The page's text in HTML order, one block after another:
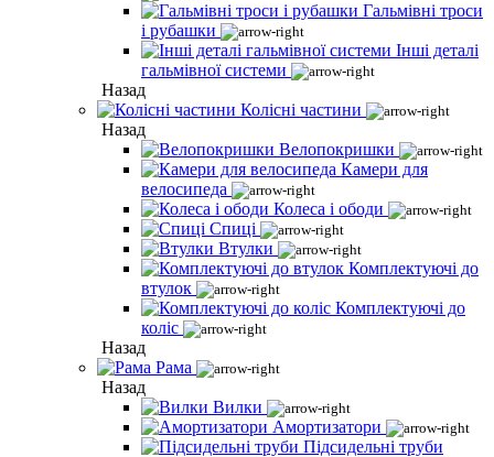
Гальмівні троси
і рубашки
Інші деталі
гальмівної системи
Назад
Колісні частини
Назад
Велопокришки
Камери для
велосипеда
Колеса і ободи
Спиці
Втулки
Комплектуючі до
втулок
Комплектуючі до
коліс
Назад
Рама
Назад
Вилки
Амортизатори
Підсидельні труби